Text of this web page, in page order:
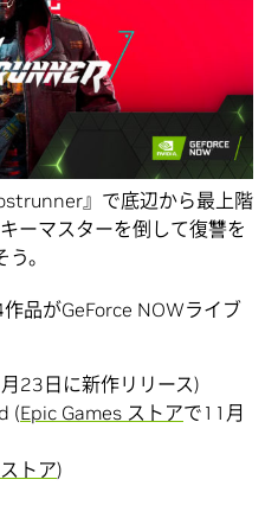
』で底辺から最上階
ーマスターを倒して復讐を
。
品がGeForce NOWライブ
23日に新作リリース)
(Epic Games ストアで11月
トア)